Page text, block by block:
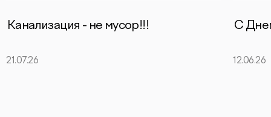
Канализация - не мусор!!!
21.07.26
С
12.06.26